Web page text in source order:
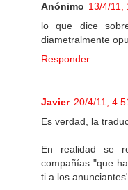
Anónimo 13/4/11,
lo que dice
diametralmente
Responder
Javier 20/4/11,
Es verdad, la
En realidad se
compañías "que
ti a los